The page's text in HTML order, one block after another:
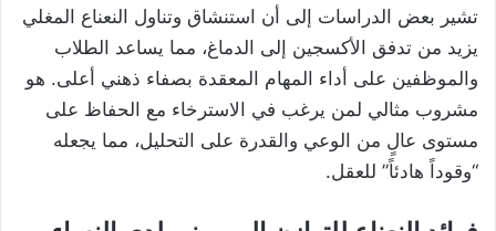
تشير بعض الدراسات إلى أن استنشاق وتناول النعناع المغلي
يزيد من تدفق الأكسجين إلى الدماغ، مما يساعد الطلاب
والموظفين على أداء المهام المعقدة بصفاء ذهني أعلى. هو
مشروب مثالي لمن يرغب في الاسترخاء مع الحفاظ على
مستوى عالٍ من الوعي والقدرة على التحليل، مما يجعله
“وقوداً هادئاً” للعقل.